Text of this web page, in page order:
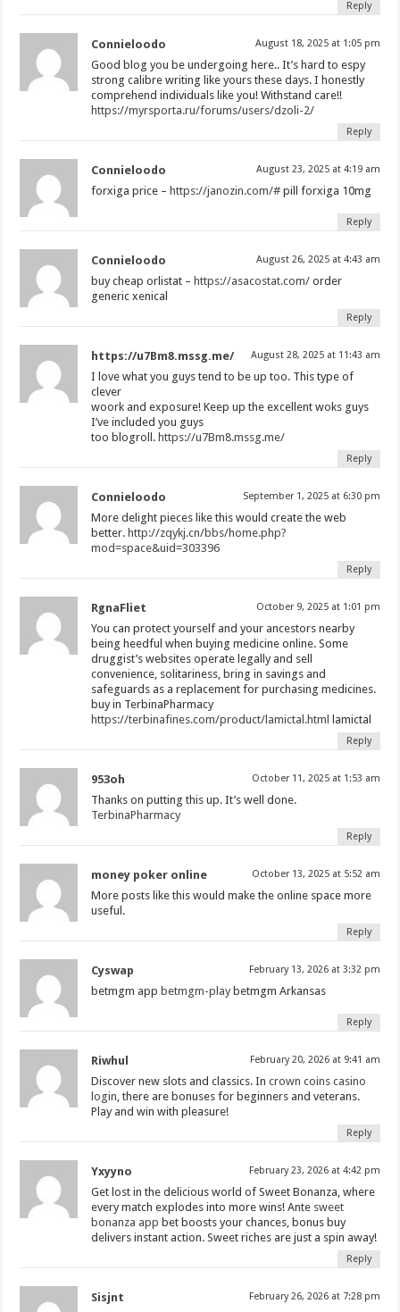
Reply
Connieloodo August 18, 2025 at 1:05 pm
Good blog you be undergoing here.. It’s hard to espy
strong calibre writing like yours these days. I honestly
comprehend individuals like you! Withstand care!!
https://myrsporta.ru/forums/users/dzoli-2/
Reply
Connieloodo August 23, 2025 at 4:19 am
forxiga price – https://janozin.com/# pill forxiga 10mg
Reply
Connieloodo August 26, 2025 at 4:43 am
buy cheap orlistat – https://asacostat.com/ order
generic xenical
Reply
https://u7Bm8.mssg.me/ August 28, 2025 at 11:43 am
I love what you guys tend to be up too. This type of
clever
woork and exposure! Keep up the excellent woks guys
I’ve included you guys
too blogroll. https://u7Bm8.mssg.me/
Reply
Connieloodo September 1, 2025 at 6:30 pm
More delight pieces like this would create the web
better. http://zqykj.cn/bbs/home.php?
mod=space&uid=303396
Reply
RgnaFliet October 9, 2025 at 1:01 pm
You can protect yourself and your ancestors nearby
being heedful when buying medicine online. Some
druggist’s websites operate legally and sell
convenience, solitariness, bring in savings and
safeguards as a replacement for purchasing medicines.
buy in TerbinaPharmacy
https://terbinafines.com/product/lamictal.html
lamictal
Reply
953oh October 11, 2025 at 1:53 am
Thanks on putting this up. It’s well done.
TerbinaPharmacy
Reply
money poker online October 13, 2025 at 5:52 am
More posts like this would make the online space more
useful.
Reply
Cyswap February 13, 2026 at 3:32 pm
betmgm app betmgm-play betmgm Arkansas
Reply
Riwhul February 20, 2026 at 9:41 am
Discover new slots and classics. Incrown coins casino
login , there are bonuses for beginners and veterans.
Play and win with pleasure!
Reply
Yxyyno February 23, 2026 at 4:42 pm
Get lost in the delicious world of Sweet Bonanza, where
every match explodes into more wins! Ante sweet
bonanza app bet boosts your chances, bonus buy
delivers instant action. Sweet riches are just a spin away!
Reply
Sisjnt February 26, 2026 at 7:28 pm